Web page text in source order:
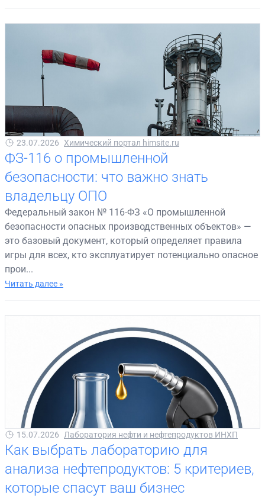
23.07.2026 Химический портал himsite.ru
ФЗ-116 о промышленной
безопасности: что важно знать
владельцу ОПО
Федеральный закон № 116-ФЗ «О промышленной
безопасности опасных производственных объектов» —
это базовый документ, который определяет правила
игры для всех, кто эксплуатирует потенциально опасное
прои...
Читать далее »
15.07.2026 Лаборатория нефти и нефтепродуктов ИНХП
Как выбрать лабораторию для
анализа нефтепродуктов: 5 критериев,
которые спасут ваш бизнес